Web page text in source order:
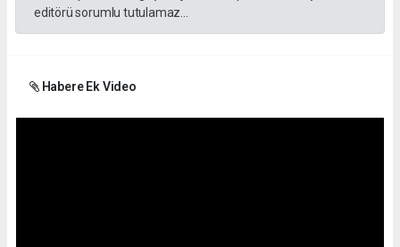
editörü sorumlu tutulamaz...
Habere Ek Video